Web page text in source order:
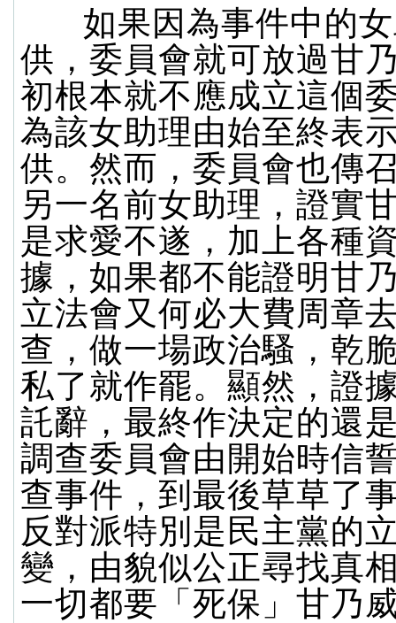
如果因為事件中的
供，委員會就可放過甘
初根本就不應成立這個
為該女助理由始至終表
供。然而，委員會也傳
另一名前女助理，證實
是求愛不遂，加上各種
據，如果都不能證明甘
立法會又何必大費周章
查，做一場政治騷，乾
私了就作罷。顯然，證
託辭，最終作決定的還
調查委員會由開始時信
查事件，到最後草草了
反對派特別是民主黨的
變，由貌似公正尋找真
一切都要「死保」甘乃